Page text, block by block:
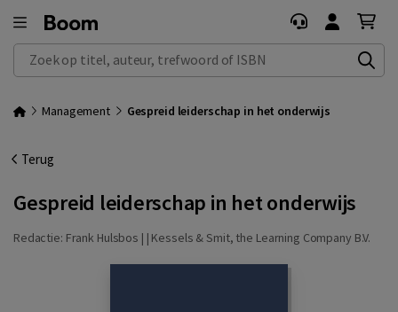
Zoek op titel, auteur, trefwoord of ISBN
Management Gespreid leiderschap in het onderwijs
Terug
Gespreid leiderschap in het onderwijs
Redactie: Frank Hulsbos | | Kessels & Smit, the Learning Company B.V.